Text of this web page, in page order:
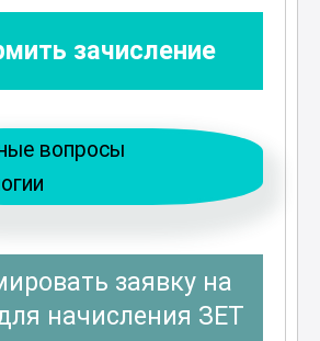
зачисление
заявку на
начисления ЗЕТ